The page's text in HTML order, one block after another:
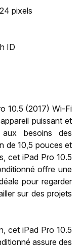
pixels
ID
10.5 (2017) Wi-Fi
puissant et
besoins des
de 10,5 pouces et
cet iPad Pro 10.5
offre une
pour regarder
sur des projets
cet iPad Pro 10.5
assure des